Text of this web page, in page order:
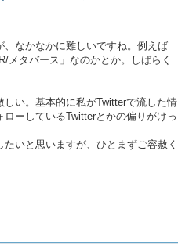
なかなかに難しいですね。例えば
メタバース」なのかとか。しばらく
い。基本的に私がTwitterで流した情
ーしているTwitterとかの偏りがけっ
いと思いますが、ひとまずご容赦く